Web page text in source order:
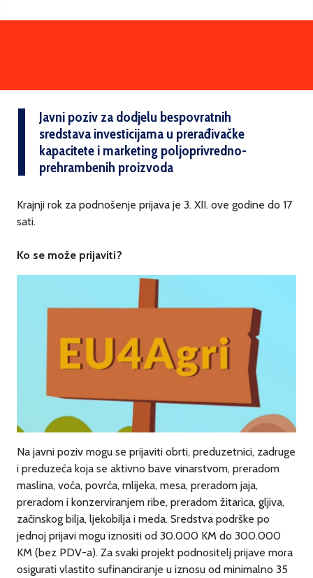
Javni poziv za dodjelu bespovratnih
sredstava investicijama u prerađivačke
kapacitete i marketing poljoprivredno-
prehrambenih proizvoda
Krajnji rok za podnošenje prijava je 3. XII. ove godine do 17
sati.
Ko se može prijaviti?
Na javni poziv mogu se prijaviti obrti, preduzetnici, zadruge
i preduzeća koja se aktivno bave vinarstvom, preradom
maslina, voća, povrća, mlijeka, mesa, preradom jaja,
preradom i konzerviranjem ribe, preradom žitarica, gljiva,
začinskog bilja, ljekobilja i meda. Sredstva podrške po
jednoj prijavi mogu iznositi od 30.000 KM do 300.000
KM (bez PDV-a). Za svaki projekt podnositelj prijave mora
osigurati vlastito sufinanciranje u iznosu od minimalno 35